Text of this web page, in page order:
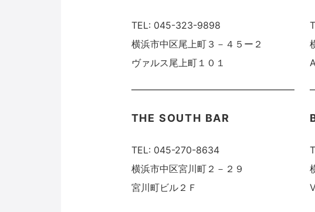
TEL: 045-323-9898
横浜市中区尾上町３－４５ー２
ヴァルス尾上町１０１
THE SOUTH BAR
TEL: 045-270-8634
横浜市中区宮川町２－２９
宮川町ビル２Ｆ